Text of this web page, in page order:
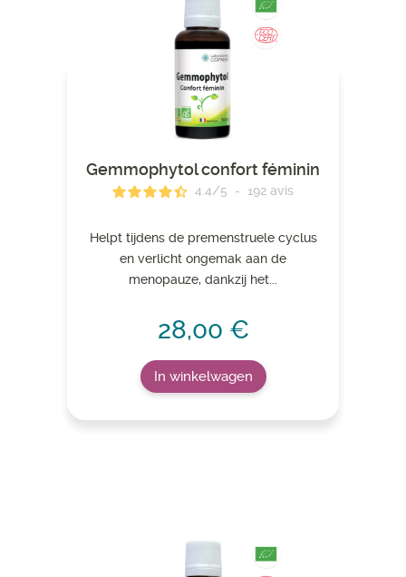
Gemmophytol confort féminin
4.4/5 - 192 avis
Helpt tijdens de premenstruele cyclus
en verlicht ongemak aan de
menopauze, dankzij het...
28,00 €
In winkelwagen